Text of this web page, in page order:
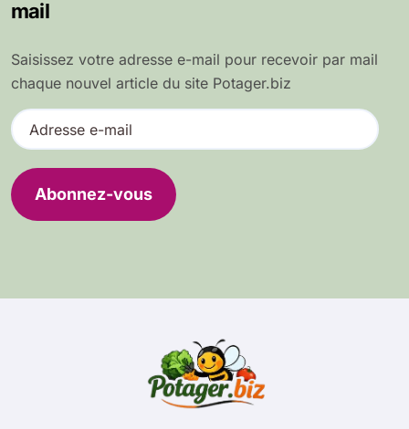
mail
Saisissez votre adresse e-mail pour recevoir par mail
chaque nouvel article du site Potager.biz
A
d
e
s
Abonnez-vous